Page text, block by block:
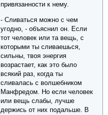
привязанности к нему.
- Сливаться можно с чем
угодно, - объяснил он. Если
тот человек или та вещь, с
которыми ты сливаешься,
сильны, твоя энергия
возрастает, как это было
всякий раз, когда ты
сливалась с волшебником
Манфредом. Но если человек
или вещь слабы, лучше
держись от них подальше. В